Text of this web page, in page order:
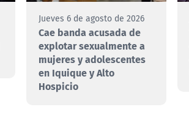
Jueves 6 de agosto de 2026
Cae banda acusada de
explotar sexualmente a
mujeres y adolescentes
en Iquique y Alto
Hospicio